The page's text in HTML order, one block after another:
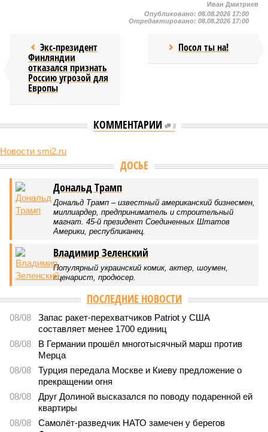
Иван Дмитриев
Опубликовано: 08.08.2026 17:00
Отредактировано: 08.08.2026 17:00
Экс-президент
Финляндии
отказался признать
Россию угрозой для
Европы
Посол ты на!
КОММЕНТАРИИ 0
Новости smi2.ru
В нескольких станциях от уже сданного
«Сказочного леса» пайщики ЖК «Станция Л» продолжают ждать от
компании Capital Group начала реальной достройки
В нескольких станциях от уже сданного «Сказочного
леса» пайщики ЖК «Станция Л» продолжают ждать от
компании Capital Group начала реальной достройки
«Станция ожидания» для дольщиков
В нескольких станциях от уже сданного «Сказочного леса» пайщики ЖК
«Станция Л» продолжают ждать от компании Capital Group начала
реальной достройки (изображение сгенерировано ИИ)
Пока в Ярославском районе СВАО дольщики «Сказочного леса»
уже получают ключи – в мае 2026 года были получены
заключение о соответствии проектной документации и